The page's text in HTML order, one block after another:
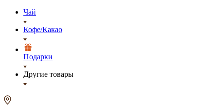
Чай
Кофе/Какао
Подарки
Другие товары